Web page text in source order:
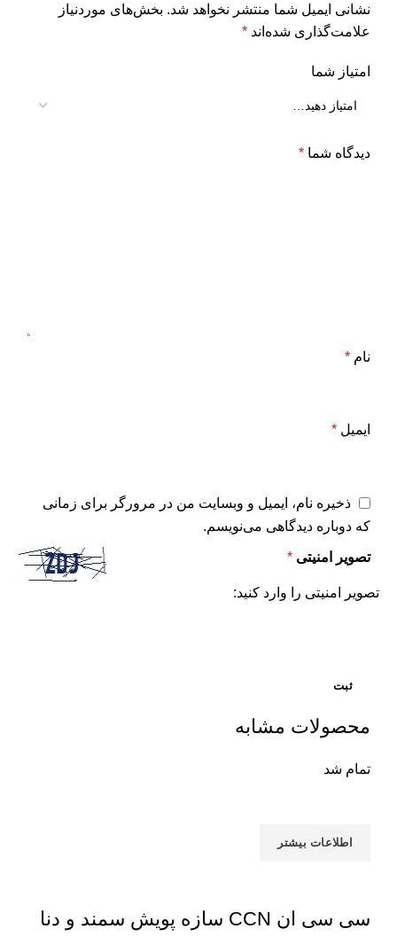
نشانی ایمیل شما منتشر نخواهد شد. بخش‌های موردنیاز
علامت‌گذاری شده‌اند *
امتیاز شما
دیدگاه شما *
نام *
ایمیل *
ذخیره نام، ایمیل و وبسایت من در مرورگر برای زمانی
که دوباره دیدگاهی می‌نویسم.
تصویر امنیتی *
تصویر امنیتی را وارد کنید:
محصولات مشابه
تمام شد
اطلاعات بیشتر
سی سی ان CCN سازه پویش سمند و دنا